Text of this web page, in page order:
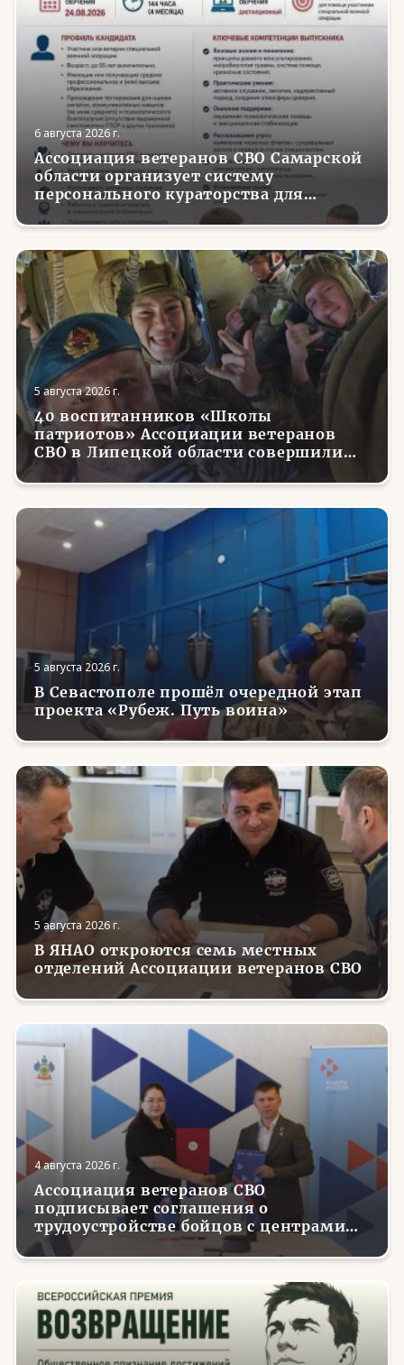
6 августа 2026 г.
Ассоциация ветеранов СВО Самарской
области организует систему
персонального кураторства для
трудоустройства и социализации
вернувшихся с фронта бойцов
5 августа 2026 г.
40 воспитанников «Школы
патриотов» Ассоциации ветеранов
СВО в Липецкой области совершили
первые парашютные прыжки
5 августа 2026 г.
В Севастополе прошёл очередной этап
проекта «Рубеж. Путь воина»
5 августа 2026 г.
В ЯНАО откроются семь местных
отделений Ассоциации ветеранов СВО
4 августа 2026 г.
Ассоциация ветеранов СВО
подписывает соглашения о
трудоустройстве бойцов с центрами
занятости в регионах России